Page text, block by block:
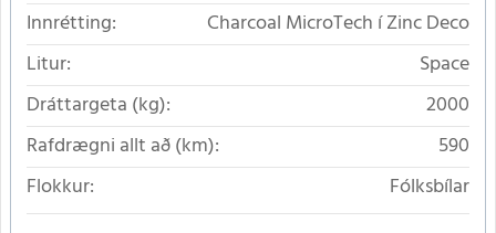
Innrétting:
Charcoal MicroTech í Zinc Deco
Litur:
Space
Dráttargeta (kg):
2000
Rafdrægni allt að (km):
590
Flokkur:
Fólksbílar